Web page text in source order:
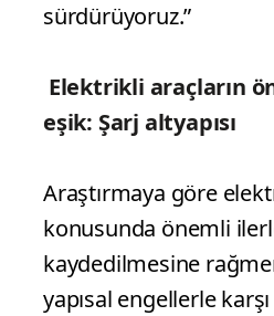
sürdürüyoruz.”
Elektrikli araçların
eşik: Şarj altyapısı
Araştırmaya göre
konusunda önemli
kaydedilmesine
yapısal engellerle